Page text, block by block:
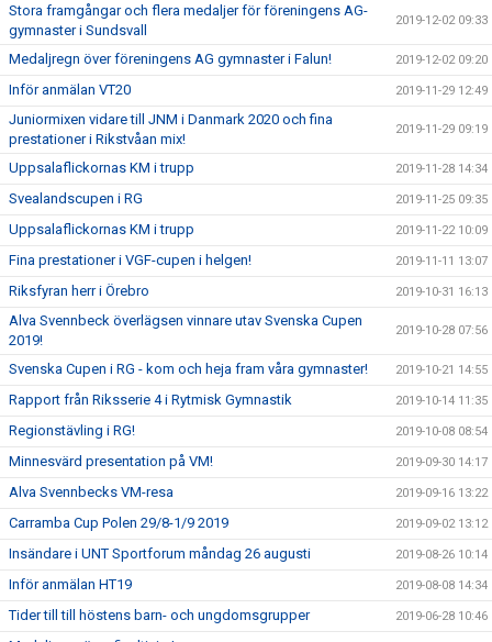
Stora framgångar och flera medaljer för föreningens AG-
gymnaster i Sundsvall
2019-12-02 09:33
Medaljregn över föreningens AG gymnaster i Falun! 2019-12-02 09:20
Inför anmälan VT20 2019-11-29 12:49
Juniormixen vidare till JNM i Danmark 2020 och fina
prestationer i Rikstvåan mix!
2019-11-29 09:19
Uppsalaflickornas KM i trupp 2019-11-28 14:34
Svealandscupen i RG 2019-11-25 09:35
Uppsalaflickornas KM i trupp 2019-11-22 10:09
Fina prestationer i VGF-cupen i helgen! 2019-11-11 13:07
Riksfyran herr i Örebro 2019-10-31 16:13
Alva Svennbeck överlägsen vinnare utav Svenska Cupen
2019!
2019-10-28 07:56
Svenska Cupen i RG - kom och heja fram våra gymnaster! 2019-10-21 14:55
Rapport från Riksserie 4 i Rytmisk Gymnastik 2019-10-14 11:35
Regionstävling i RG! 2019-10-08 08:54
Minnesvärd presentation på VM! 2019-09-30 14:17
Alva Svennbecks VM-resa 2019-09-16 13:22
Carramba Cup Polen 29/8-1/9 2019 2019-09-02 13:12
Insändare i UNT Sportforum måndag 26 augusti 2019-08-26 10:14
Inför anmälan HT19 2019-08-08 14:34
Tider till till höstens barn- och ungdomsgrupper 2019-06-28 10:46